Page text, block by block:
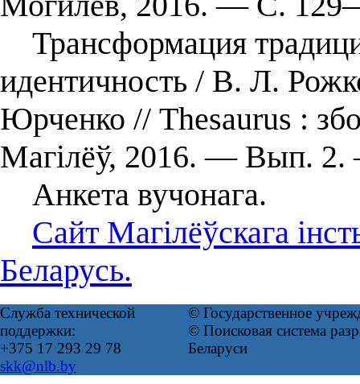
Трансформация
идентичность / В. Л.
Юрченко // Thesaurus :
Магілёў, 2016. ― Вып.
Анкета вучонага.
Сайт Магілёўскага
Беларусь.
Служба технической
поддержки:
+375 17 293 29 78
skk@nlb.by
© Государственное
© Поисковая система
Беларуси